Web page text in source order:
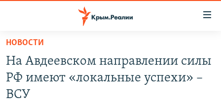
Вернуться
основному
содержанию
Вернутся
СПЕЦПРОЕКТЫ
ГРУЗ 200
ВОДА
НОВОСТИ
На Авдеевском направлении силы
РФ имеют «локальные успехи» –
ВСУ